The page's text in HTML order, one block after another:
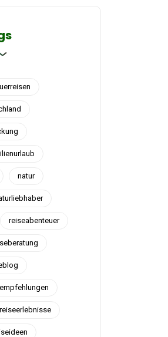
natur
reiseabenteuer
reiseerlebnisse